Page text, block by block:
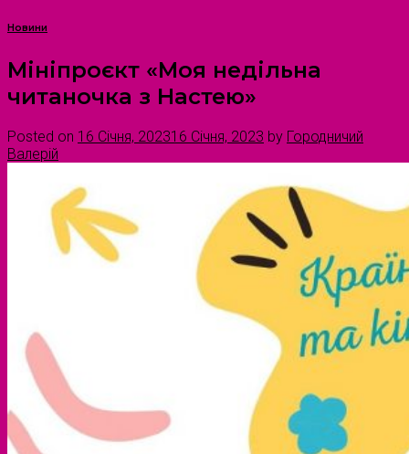
Новини
Мініпроєкт «Моя недільна
читаночка з Настею»
Posted on 16 Січня, 202316 Січня, 2023 by Городничий
Валерій